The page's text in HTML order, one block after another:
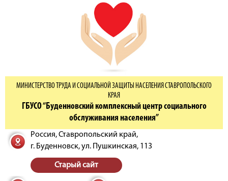
МИНИСТЕРСТВО ТРУДА И СОЦИАЛЬНОЙ ЗАЩИТЫ НАСЕЛЕНИЯ СТАВРОПОЛЬСКОГО
КРАЯ
ГБУСО “Буденновский комплексный центр социального
обслуживания населения”
Россия, Ставропольский край,
г. Буденновск,ул. Пушкинская, 113
Старый сайт